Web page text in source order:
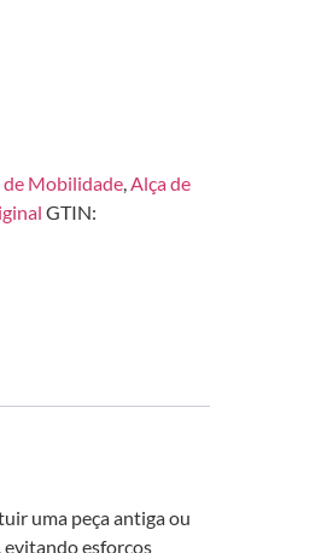
de Mobilidade,Alça de
GTIN:
uma peça antiga ou
evitando esforços